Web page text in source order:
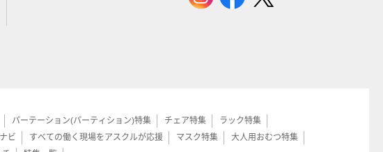
パーテーション(パーティション)特集 チェア特集
ラック特集
ビ すべての働く現場をアスクルが応援 マスク特集
大人用おむつ特集